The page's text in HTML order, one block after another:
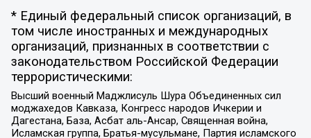
* Единый федеральный список организаций, в
том числе иностранных и международных
организаций, признанных в соответствии с
законодательством Российской Федерации
террористическими:
Высший военный Маджлисуль Шура Объединенных сил
моджахедов Кавказа, Конгресс народов Ичкерии и
Дагестана, База, Асбат аль-Ансар, Священная война,
Исламская группа, Братья-мусульмане, Партия исламского